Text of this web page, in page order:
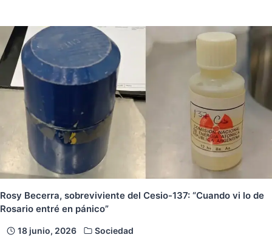
Rosy Becerra, sobreviviente del Cesio-137: “Cuando vi lo de
Rosario entré en pánico”
18 junio, 2026 Sociedad